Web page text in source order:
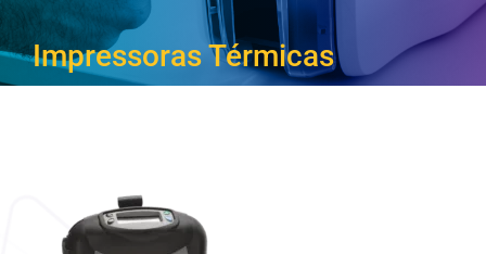
CARREIRA
Impressoras Térmicas